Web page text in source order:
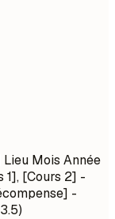
Lieu Mois Année
1], [Cours 2] -
-